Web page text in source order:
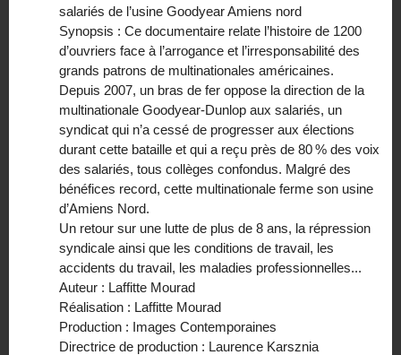
salariés de l’usine Goodyear Amiens nord
Synopsis : Ce documentaire relate l’histoire de 1200
d’ouvriers face à l’arrogance et l’irresponsabilité des
grands patrons de multinationales américaines.
Depuis 2007, un bras de fer oppose la direction de la
multinationale Goodyear-Dunlop aux salariés, un
syndicat qui n’a cessé de progresser aux élections
durant cette bataille et qui a reçu près de 80 % des voix
des salariés, tous collèges confondus. Malgré des
bénéfices record, cette multinationale ferme son usine
d’Amiens Nord.
Un retour sur une lutte de plus de 8 ans, la répression
syndicale ainsi que les conditions de travail, les
accidents du travail, les maladies professionnelles...
Auteur : Laffitte Mourad
Réalisation : Laffitte Mourad
Production : Images Contemporaines
Directrice de production : Laurence Karsznia